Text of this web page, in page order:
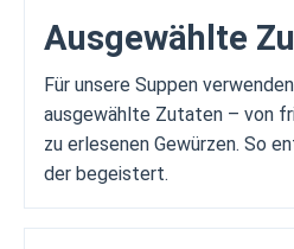
Ausgewählte
Für unsere Suppen
ausgewählte Zutaten – von
zu erlesenen Gewürzen. So
der begeistert.